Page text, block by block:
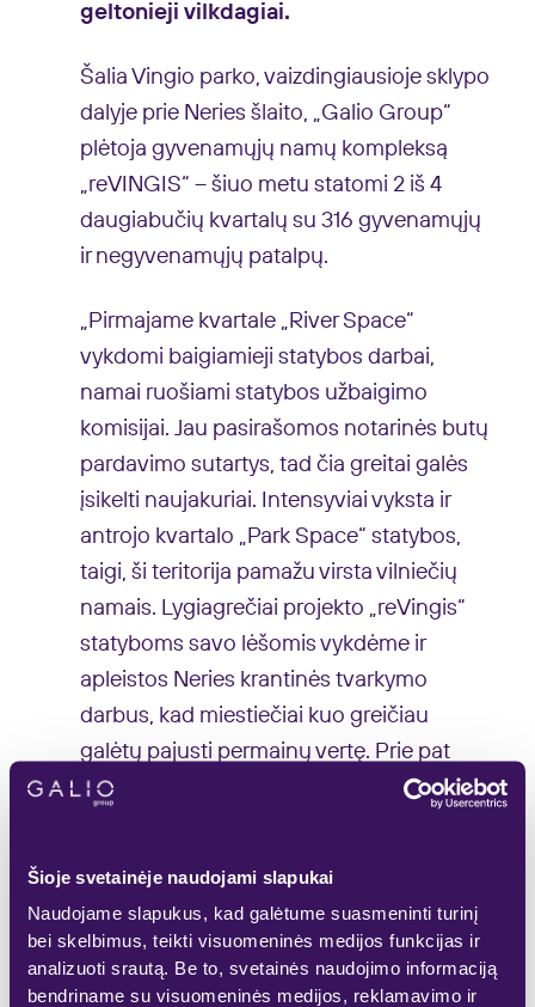
Šioje svetainėje naudojami slapukai
Naudojame slapukus, kad galėtume suasmeninti turinį
bei skelbimus, teikti visuomeninės medijos funkcijas ir
analizuoti srautą. Be to, svetainės naudojimo informaciją
bendriname su visuomeninės medijos, reklamavimo ir
geltonieji vilkdagiai.
Šalia Vingio parko, vaizdingiausioje sklypo
dalyje prie Neries šlaito, „Galio Group“
plėtoja gyvenamųjų namų kompleksą
„reVINGIS“ – šiuo metu statomi 2 iš 4
daugiabučių kvartalų su 316 gyvenamųjų
ir negyvenamųjų patalpų.
„Pirmajame kvartale „River Space“
vykdomi baigiamieji statybos darbai,
namai ruošiami statybos užbaigimo
komisijai. Jau pasirašomos notarinės butų
pardavimo sutartys, tad čia greitai galės
įsikelti naujakuriai. Intensyviai vyksta ir
antrojo kvartalo „Park Space“ statybos,
taigi, ši teritorija pamažu virsta vilniečių
namais. Lygiagrečiai projekto „reVingis“
statyboms savo lėšomis vykdėme ir
apleistos Neries krantinės tvarkymo
darbus, kad miestiečiai kuo greičiau
galėtų pajusti permainų vertę. Prie pat
upės einantis žaliatakis, dar vadinamas
sklandžiai pasiekti Vingio parką. Takas su
šlaito viršumi sujungtas mediniais
pėsčiųjų laiptais, taip pat įrengtos kelios